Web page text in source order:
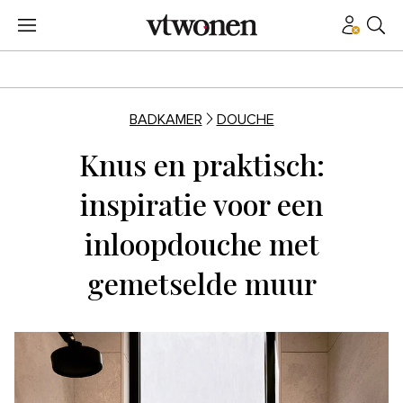
BADKAMER DOUCHE
Knus en praktisch:
inspiratie voor een
inloopdouche met
gemetselde muur